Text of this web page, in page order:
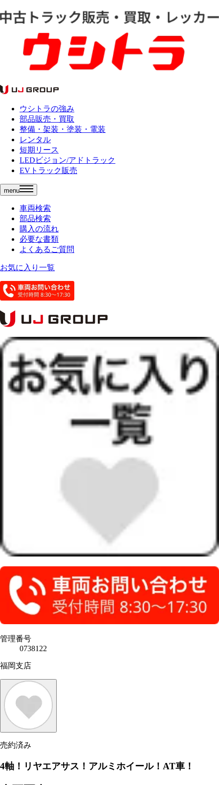
ウシトラの強み
部品販売・買取
整備・架装・塗装・電装
レンタル
短期リース
LEDビジョン/アドトラック
EVトラック販売
menu
車両検索
部品検索
購入の流れ
必要な書類
よくあるご質問
お気に入り一覧
管理番号
0738122
福岡支店
売約済み
4軸！リヤエアサス！アルミホイール！AT車！